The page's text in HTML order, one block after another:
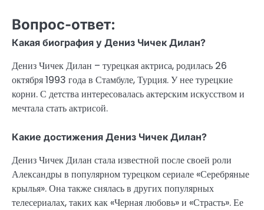
Вопрос-ответ:
Какая биография у Дениз Чичек Дилан?
Дениз Чичек Дилан – турецкая актриса, родилась 26
октября 1993 года в Стамбуле, Турция. У нее турецкие
корни. С детства интересовалась актерским искусством и
мечтала стать актрисой.
Какие достижения Дениз Чичек Дилан?
Дениз Чичек Дилан стала известной после своей роли
Александры в популярном турецком сериале «Серебряные
крылья». Она также снялась в других популярных
телесериалах, таких как «Черная любовь» и «Страсть». Ее